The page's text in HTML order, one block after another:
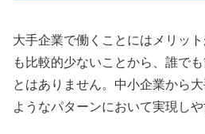
大手企業で働くことにはメリッ
も比較的少ないことから、誰で
とはありません。中小企業から
ようなパターンにおいて実現しや